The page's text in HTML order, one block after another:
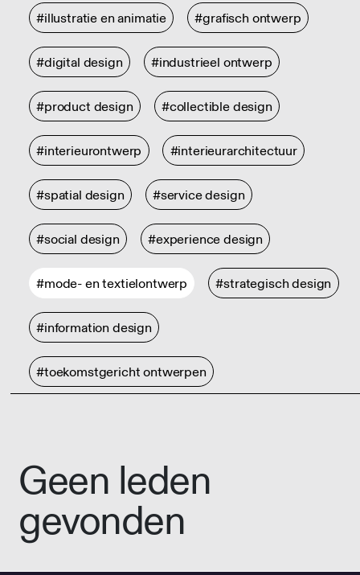
#illustratie en animatie #grafisch ontwerp
#digital design #industrieel ontwerp
#product design #collectible design
#interieurontwerp #interieurarchitectuur
#spatial design #service design
#social design #experience design
#mode- en textielontwerp #strategisch design
#information design
#toekomstgericht ontwerpen
Geen leden
gevonden